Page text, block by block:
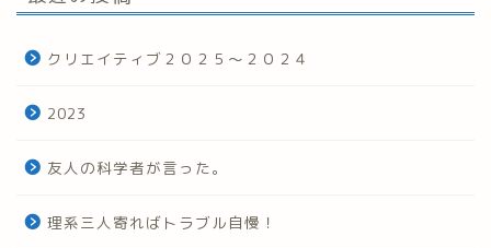
クリエイティブ２０２５～２０２４
2023
友人の科学者が言った。
理系三人寄ればトラブル自慢！